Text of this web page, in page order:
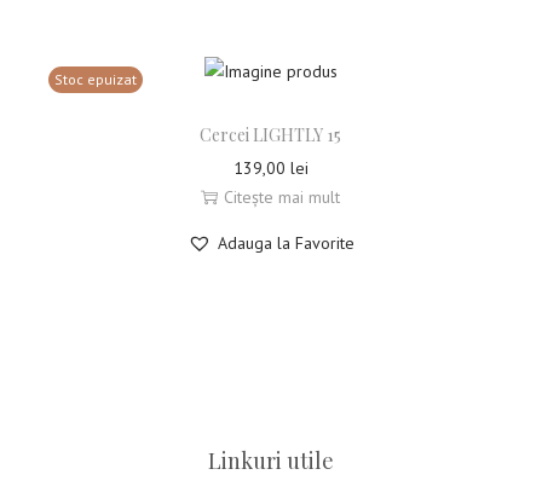
Stoc epuizat
Cercei LIGHTLY 15
139,00 lei
Citește mai mult
Adauga la Favorite
Linkuri utile